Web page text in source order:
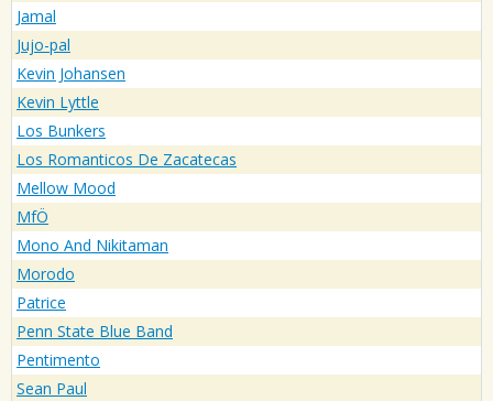
Jamal
Jujo-pal
Kevin Johansen
Kevin Lyttle
Los Bunkers
Los Romanticos De Zacatecas
Mellow Mood
MfÖ
Mono And Nikitaman
Morodo
Patrice
Penn State Blue Band
Pentimento
Sean Paul